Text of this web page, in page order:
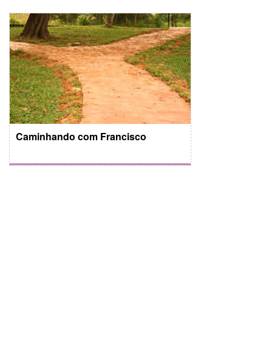
Caminhando com Francisco